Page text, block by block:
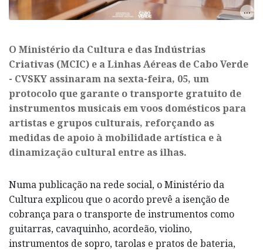
O Ministério da Cultura e das Indústrias
Criativas (MCIC) e a Linhas Aéreas de Cabo Verde
- CVSKY assinaram na sexta-feira, 05, um
protocolo que garante o transporte gratuito de
instrumentos musicais em voos domésticos para
artistas e grupos culturais, reforçando as
medidas de apoio à mobilidade artística e à
dinamização cultural entre as ilhas.
Numa publicação na rede social, o Ministério da
Cultura explicou que o acordo prevê a isenção de
cobrança para o transporte de instrumentos como
guitarras, cavaquinho, acordeão, violino,
instrumentos de sopro, tarolas e pratos de bateria,